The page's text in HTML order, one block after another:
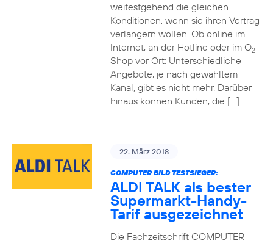
weitestgehend die gleichen
Konditionen, wenn sie ihren Vertrag
verlängern wollen. Ob online im
Internet, an der Hotline oder im O2-
Shop vor Ort: Unterschiedliche
Angebote, je nach gewähltem
Kanal, gibt es nicht mehr. Darüber
hinaus können Kunden, die […]
22. März 2018
COMPUTER BILD TESTSIEGER:
ALDI TALK als bester
Supermarkt-Handy-
Tarif ausgezeichnet
Die Fachzeitschrift COMPUTER